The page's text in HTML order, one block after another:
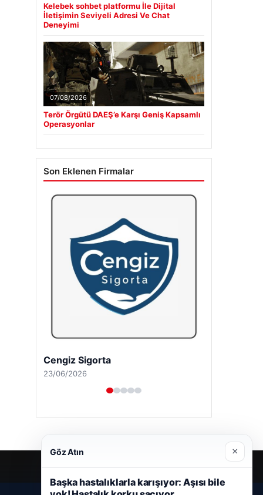
Kelebek sohbet platformu İle Dijital
İletişimin Seviyeli Adresi Ve Chat
Deneyimi
07/08/2026
Terör Örgütü DAEŞ’e Karşı Geniş Kapsamlı
Operasyonlar
Son Eklenen Firmalar
Cengiz Sigorta
23/06/2026
Göz Atın ×
Başka hastalıklarla karışıyor: Aşısı bile